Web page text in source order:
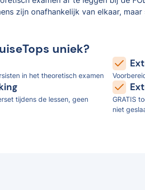
zijn onafhankelijk van elkaar,
uniek?
in het theoretisch examen
tijdens de lessen, geen
GRATIS
niet